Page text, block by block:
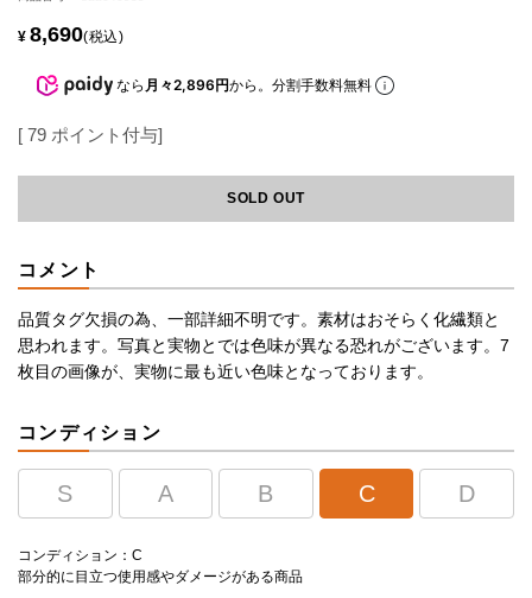
¥ 8,690 税込
なら 月々2,896円から。分割手数料無料
[ 79 ポイント付与]
SOLD OUT
コメント
品質タグ欠損の為、一部詳細不明です。素材はおそらく化繊類と
思われます。写真と実物とでは色味が異なる恐れがございます。7
枚目の画像が、実物に最も近い色味となっております。
コンディション
S A B C D
コンディション：C
部分的に目立つ使用感やダメージがある商品